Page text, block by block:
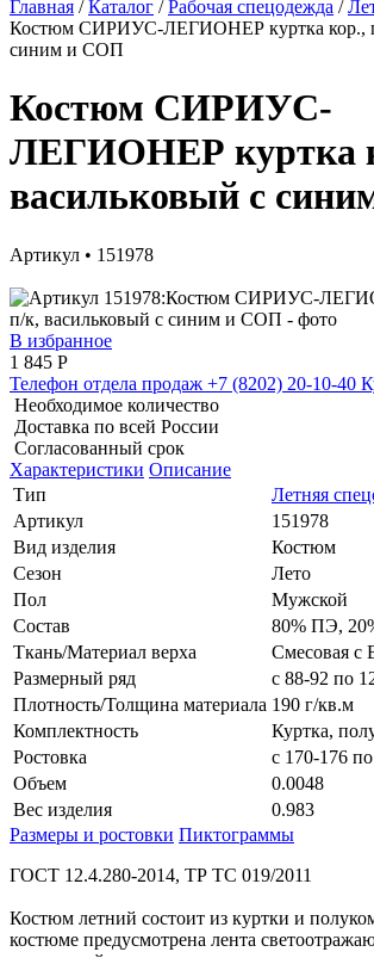
Главная / Каталог / Рабочая спецодежда /
Костюм СИРИУС-ЛЕГИОНЕР куртка кор.,
синим и СОП
Костюм СИРИУС-
ЛЕГИОНЕР куртка
васильковый с
Артикул • 151978
В избранное
1 845 Р
Телефон отдела продаж +7 (8202) 20-10-40
Необходимое количество
Доставка по всей России
Согласованный срок
Характеристики Описание
Тип
Летняя
Артикул
151978
Вид изделия
Костюм
Сезон
Лето
Пол
Мужской
Состав
80% ПЭ,
Ткань/Материал верха
Смесовая с
Размерный ряд
с 88-92 по
Плотность/Толщина материала 190 г/кв.м
Комплектность
Куртка,
Ростовка
с 170-176
Объем
0.0048
Вес изделия
0.983
Размеры и ростовки Пиктограммы
ГОСТ 12.4.280-2014, ТР ТС 019/2011
Костюм летний состоит из куртки и
костюме предусмотрена лента